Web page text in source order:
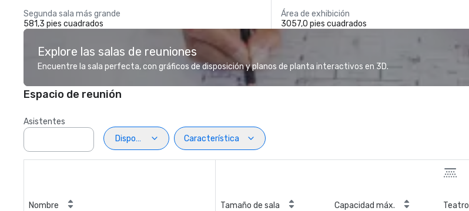
Segunda sala más grande
581,3 pies cuadrados
Área de exhibición
3057,0 pies cuadrados
Explore las salas de reuniones
Encuentre la sala perfecta, con gráficos de disposición y planos de planta interactivos en 3D.
Espacio de reunión
Asistentes
Disposiciön
Característica
Nombre Tamaño de sala Capacidad máx. Teatro